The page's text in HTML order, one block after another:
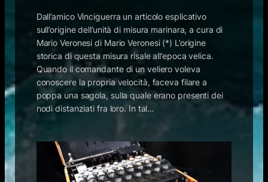
Dall’amico Vinciguerra un articolo esplicativo
sull’origine dell’unità di misura marinara, a cura di
Mario Veronesi di Mario Veronesi (*) L’origine
storica di questa misura risale all’epoca velica.
Quando il comandante di un veliero voleva
conoscere la propria velocità, faceva filare a
poppa una sagola, sulla quale erano presenti dei
nodi distanziati fra loro. In tal…